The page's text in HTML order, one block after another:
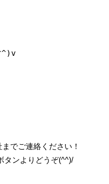
でご連絡ください！
タンよりどうぞ(^^)/